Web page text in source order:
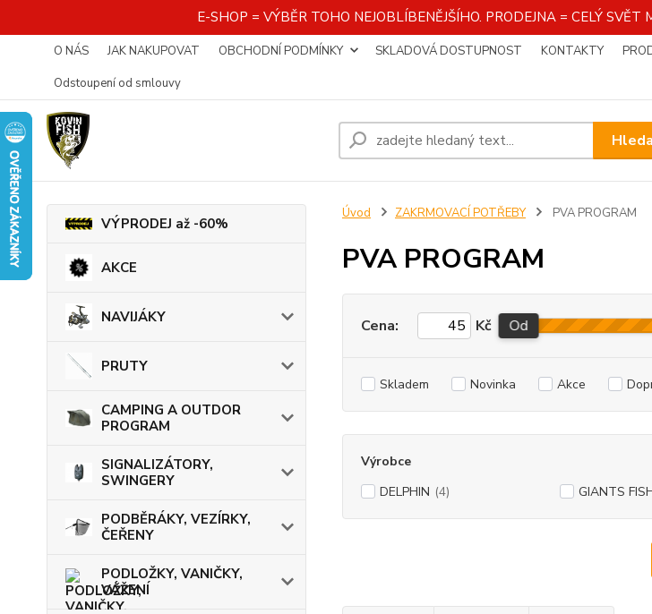
E-SHOP = VÝBĚR TOHO NEJOBLÍBENĚJŠÍHO. PRODEJNA = CELÝ
O NÁS JAK NAKUPOVAT OBCHODNÍ PODMÍNKY SKLADOVÁ DOSTUPNOST KONTAKTY
Odstoupení od smlouvy
VÝPRODEJ až -60%
AKCE
NAVIJÁKY
PRUTY
CAMPING A OUTDOR
PROGRAM
SIGNALIZÁTORY,
SWINGERY
PODBĚRÁKY, VEZÍRKY,
ČEŘENY
PODLOŽKY, VANIČKY,
VÁŽENÍ
Úvod ZAKRMOVACÍ POTŘEBY PVA PROGRAM
PVA PROGRAM
Cena: Kč Od
Skladem Novinka Akce
Výrobce
DELPHIN (4) GIANTS